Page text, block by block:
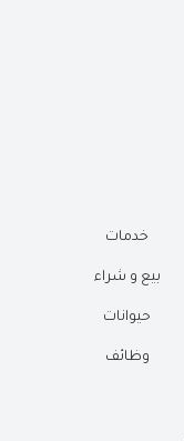
خدمات
بيع و شراء
حيوانات
وظائف